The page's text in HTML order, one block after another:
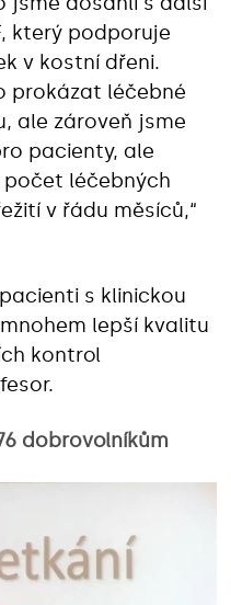
který podporuje
v kostní dřeni.
prokázat léčebné
ale zároveň jsme
pacienty, ale
počet léčebných
v řádu měsíců,“
s klinickou
lepší kvalitu
kontrol
dobrovolníkům